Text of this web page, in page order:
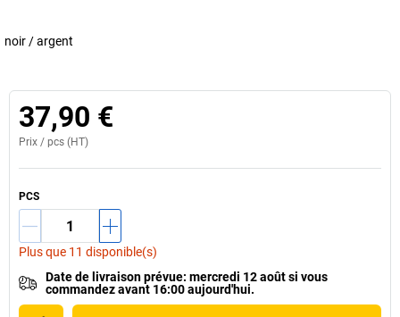
noir / argent
37,90 €
Prix / pcs (HT)
PCS
Plus que 11 disponible(s)
Date de livraison prévue: mercredi 12 aoûtsi vous
commandez avant 16:00 aujourd'hui.